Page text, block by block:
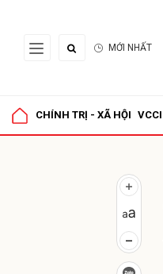
MỚI NHẤT
CHÍNH TRỊ - XÃ HỘI VCCI